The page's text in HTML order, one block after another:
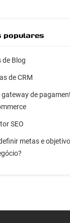
populares
de Blog
de CRM
gateway de
SEO
metas e